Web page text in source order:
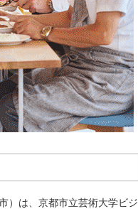
）は、京都市立芸術大学ビジ